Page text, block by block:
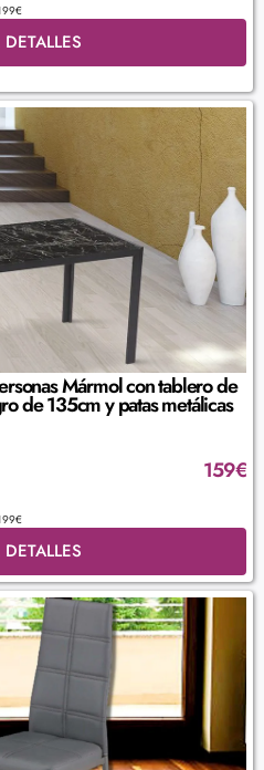
Mármol con tablero de
de 135cm y patas metálicas
159€